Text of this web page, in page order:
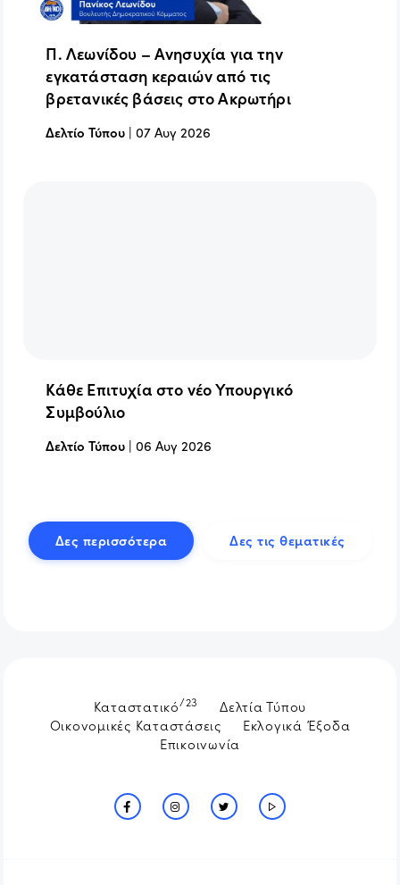
Π. Λεωνίδου – Ανησυχία για την
εγκατάσταση κεραιών από τις
βρετανικές βάσεις στο Ακρωτήρι
Δελτίο Τύπου |07 Αυγ 2026
Κάθε Επιτυχία στο νέο Υπουργικό
Συμβούλιο
Δελτίο Τύπου |06 Αυγ 2026
Δες περισσότερα Δες τις θεματικές
Καταστατικό/23
Δελτία Τύπου
Οικονομικές Καταστάσεις
Εκλογικά Έξοδα
Επικοινωνία